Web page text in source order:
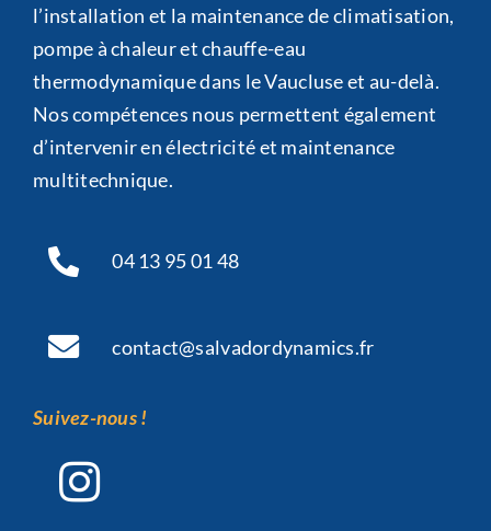
l’installation et la maintenance de climatisation,
pompe à chaleur et chauffe-eau
thermodynamique dans le Vaucluse et au-delà.
Nos compétences nous permettent également
d’intervenir en électricité et maintenance
multitechnique.
04 13 95 01 48
contact@salvadordynamics.fr
Suivez-nous !